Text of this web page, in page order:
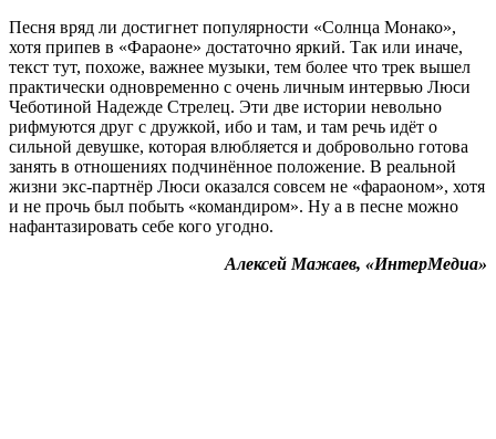
Песня вряд ли достигнет популярности «Солнца Монако»,
хотя припев в «Фараоне» достаточно яркий. Так или иначе,
текст тут, похоже, важнее музыки, тем более что трек вышел
практически одновременно с очень личным интервью Люси
Чеботиной Надежде Стрелец. Эти две истории невольно
рифмуются друг с дружкой, ибо и там, и там речь идёт о
сильной девушке, которая влюбляется и добровольно готова
занять в отношениях подчинённое положение. В реальной
жизни экс-партнёр Люси оказался совсем не «фараоном», хотя
и не прочь был побыть «командиром». Ну а в песне можно
нафантазировать себе кого угодно.
Алексей Мажаев, «ИнтерМедиа»